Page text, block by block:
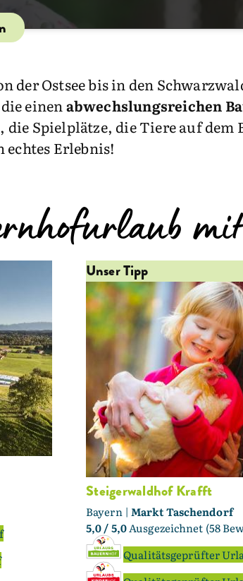
der Ostsee bis in den
einenabwechslungsreichen
Spielplätze, die Tiere auf dem
Erlebnis!
Unser Tipp
Steigerwaldhof Krafft
Bayern | Markt Taschendorf
5,0/ 5,0Ausgezeichnet (58
Qualitätsgeprüfter